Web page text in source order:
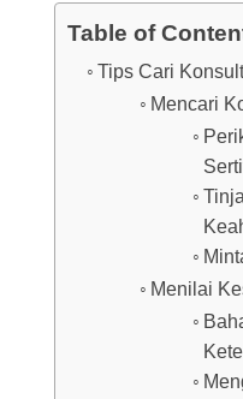
Table of
Tips Cari
Mencari
Menilai